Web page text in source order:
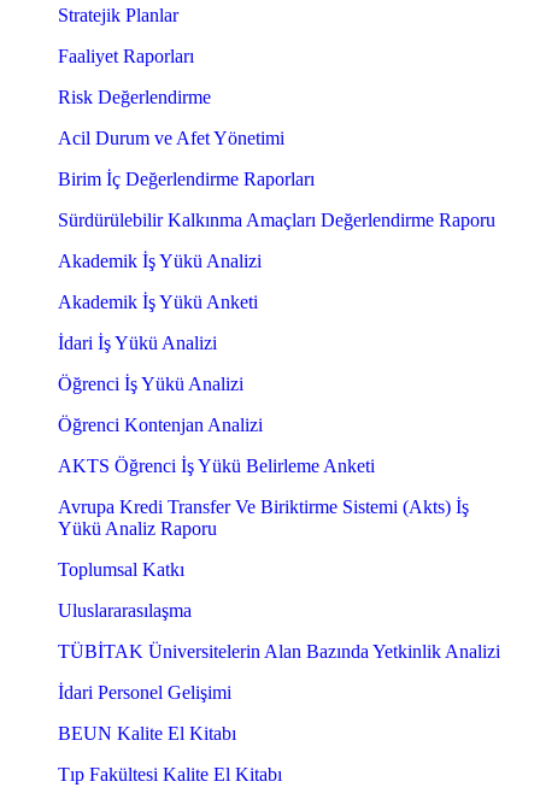
Stratejik Planlar
Faaliyet Raporları
Risk Değerlendirme
Acil Durum ve Afet Yönetimi
Birim İç Değerlendirme Raporları
Sürdürülebilir Kalkınma Amaçları Değerlendirme Raporu
Akademik İş Yükü Analizi
Akademik İş Yükü Anketi
İdari İş Yükü Analizi
Öğrenci İş Yükü Analizi
Öğrenci Kontenjan Analizi
AKTS Öğrenci İş Yükü Belirleme Anketi
Avrupa Kredi Transfer Ve Biriktirme Sistemi (Akts) İş
Yükü Analiz Raporu
Toplumsal Katkı
Uluslararasılaşma
TÜBİTAK Üniversitelerin Alan Bazında Yetkinlik Analizi
İdari Personel Gelişimi
BEUN Kalite El Kitabı
Tıp Fakültesi Kalite El Kitabı